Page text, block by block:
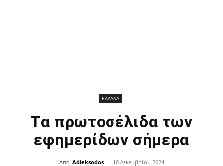
ΕΛΛΑΔΑ
Τα πρωτοσέλιδα των
εφημερίδων σήμερα
Από Adieksodos - 10 Δεκεμβρίου 2024